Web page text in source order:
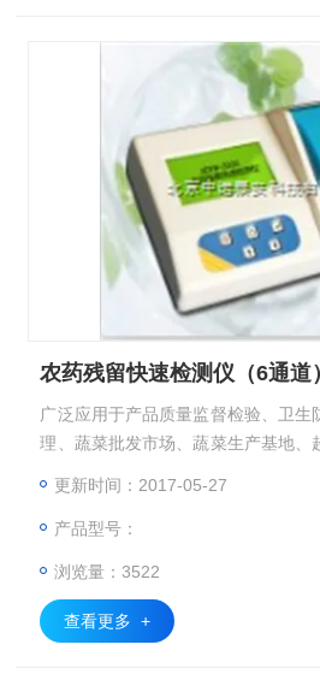
农药残留快速检测仪（6通道
广泛应用于产品质量监督检验、卫生
理、蔬菜批发市场、蔬菜生产基地、
更新时间：2017-05-27
产品型号：
浏览量：3522
查看更多 +